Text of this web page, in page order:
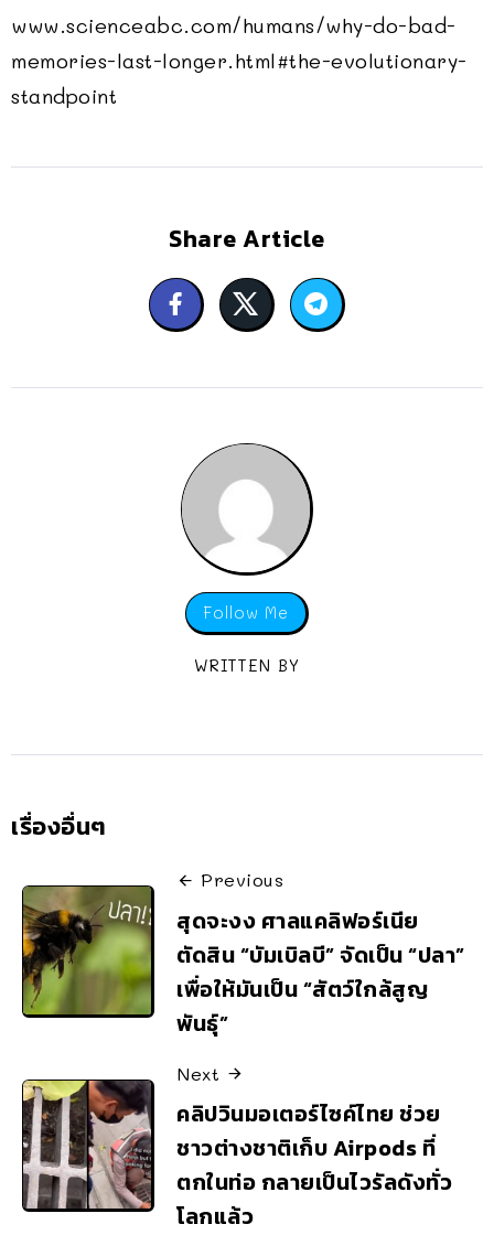
www.scienceabc.com/humans/why-do-bad-
memories-last-longer.html#the-evolutionary-
standpoint
Share Article
Follow Me
WRITTEN BY
เรื่องอื่นๆ
Previous
สุดจะงง ศาลแคลิฟอร์เนีย
ตัดสิน “บัมเบิลบี” จัดเป็น “ปลา”
เพื่อให้มันเป็น “สัตว์ใกล้สูญ
พันธุ์”
Next
คลิปวินมอเตอร์ไซค์ไทย ช่วย
ชาวต่างชาติเก็บ Airpods ที่
ตกในท่อ กลายเป็นไวรัลดังทั่ว
โลกแล้ว